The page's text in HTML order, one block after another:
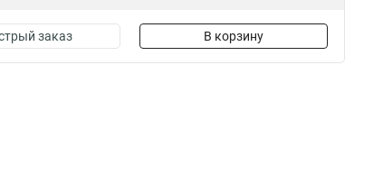
заказ В корзину